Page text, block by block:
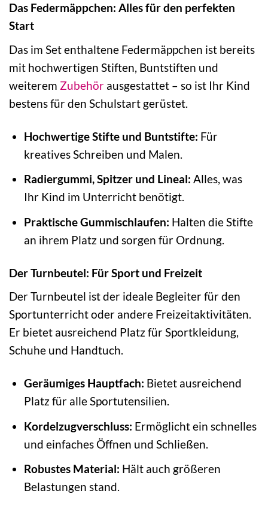
Das Federmäppchen: Alles für den perfekten
Start
Das im Set enthaltene Federmäppchen ist bereits
mit hochwertigen Stiften, Buntstiften und
weiterem Zubehör ausgestattet – so ist Ihr Kind
bestens für den Schulstart gerüstet.
Hochwertige Stifte und Buntstifte: Für
kreatives Schreiben und Malen.
Radiergummi, Spitzer und Lineal: Alles, was
Ihr Kind im Unterricht benötigt.
Praktische Gummischlaufen: Halten die Stifte
an ihrem Platz und sorgen für Ordnung.
Der Turnbeutel: Für Sport und Freizeit
Der Turnbeutel ist der ideale Begleiter für den
Sportunterricht oder andere Freizeitaktivitäten.
Er bietet ausreichend Platz für Sportkleidung,
Schuhe und Handtuch.
Geräumiges Hauptfach: Bietet ausreichend
Platz für alle Sportutensilien.
Kordelzugverschluss: Ermöglicht ein schnelles
und einfaches Öffnen und Schließen.
Robustes Material: Hält auch größeren
Belastungen stand.